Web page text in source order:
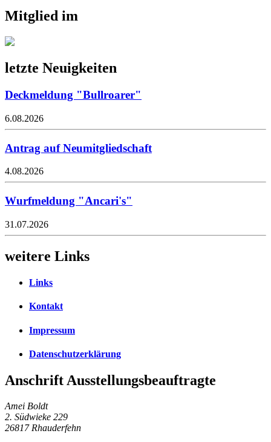
Mitglied im
letzte Neuigkeiten
Deckmeldung "Bullroarer"
6.08.2026
Antrag auf Neumitgliedschaft
4.08.2026
Wurfmeldung "Ancari's"
31.07.2026
weitere Links
Links
Kontakt
Impressum
Datenschutzerklärung
Anschrift Ausstellungsbeauftragte
Amei Boldt
2. Südwieke 229
26817 Rhauderfehn